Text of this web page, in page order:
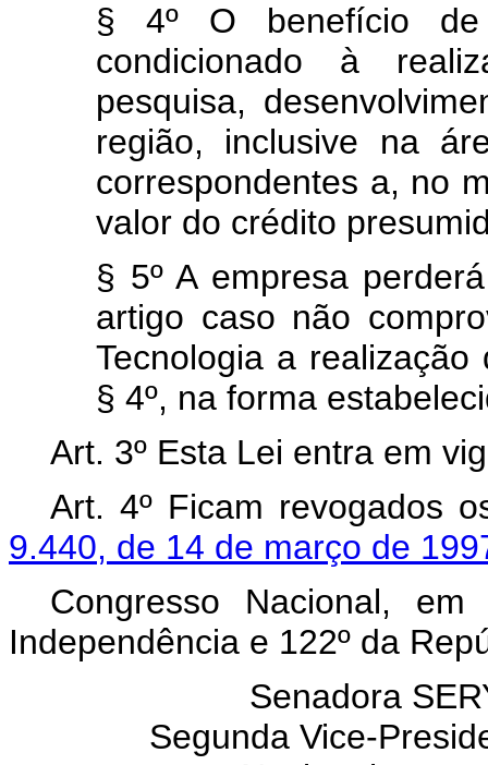
§ 4º O benefício
condicionado à
pesquisa,
região, inclusive na
correspondentes a, no
valor do crédito
§ 5º A empresa
artigo caso não
Tecnologia a
§ 4º, na forma
Art. 3º Esta Lei entra em
Art. 4º Ficam revogados
9.440, de 14 de março de
Congresso Nacional,
Independência e 122º da
Senadora
Segunda Vice-